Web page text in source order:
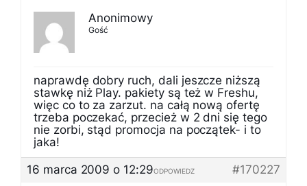
Anonimowy
Gość
naprawdę dobry ruch, dali jeszcze niższą
stawkę niż Play. pakiety są też w Freshu,
więc co to za zarzut. na całą nową ofertę
trzeba poczekać, przecież w 2 dni się tego
nie zorbi, stąd promocja na początek- i to
jaka!
16 marca 2009 o 12:29
#170227
ODPOWIEDZ